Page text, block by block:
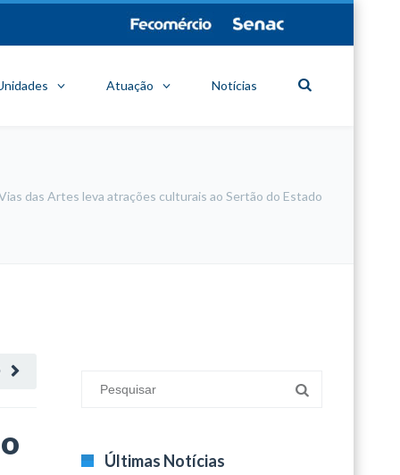
Atuação Notícias
das Artes leva atrações culturais ao Sertão do Estado
Últimas Notícias